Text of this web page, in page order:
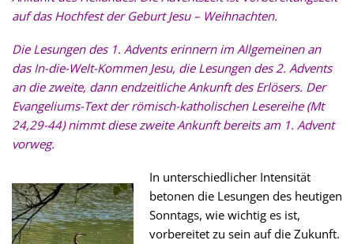
auf das Hochfest der Geburt Jesu – Weihnachten.
Die Lesungen des 1. Advents erinnern im Allgemeinen an
das In-die-Welt-Kommen Jesu, die Lesungen des 2. Advents
an die zweite, dann endzeitliche Ankunft des Erlösers. Der
Evangeliums-Text der römisch-katholischen Lesereihe (Mt
24,29-44) nimmt diese zweite Ankunft bereits am 1. Advent
vorweg.
In unterschiedlicher Intensität
betonen die Lesungen des heutigen
Sonntags, wie wichtig es ist,
vorbereitet zu sein auf die Zukunft.